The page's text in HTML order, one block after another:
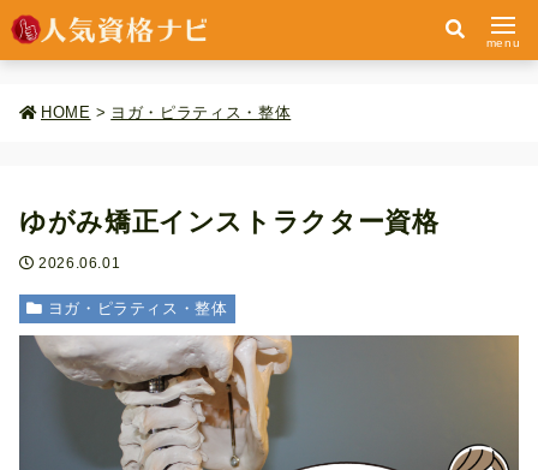
menu
HOME > ヨガ・ピラティス・整体
ゆがみ矯正インストラクター資格
2026.06.01
ヨガ・ピラティス・整体